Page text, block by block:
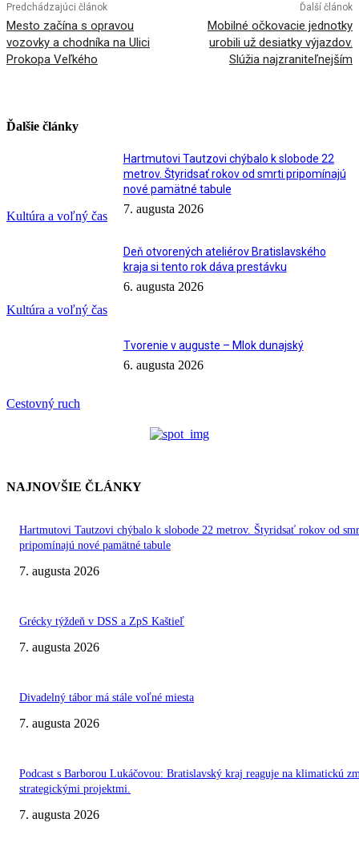
Predchádzajúci článok
Mesto začína s opravou
vozovky a chodníka na Ulici
Prokopa Veľkého
Ďalší článok
Mobilné očkovacie jednotky
urobili už desiatky výjazdov.
Slúžia najzraniteľnejším
Ďalšie články
Kultúra a voľný čas
Hartmutovi Tautzovi chýbalo k slobode 22
metrov. Štyridsať rokov od smrti pripomínajú
nové pamätné tabule
7. augusta 2026
Kultúra a voľný čas
Deň otvorených ateliérov Bratislavského
kraja si tento rok dáva prestávku
6. augusta 2026
Cestovný ruch
Tvorenie v auguste – Mlok dunajský
6. augusta 2026
NAJNOVŠIE ČLÁNKY
Hartmutovi Tautzovi chýbalo k slobode 22 metrov. Štyridsať rokov od
pripomínajú nové pamätné tabule
7. augusta 2026
Grécky týždeň v DSS a ZpS Kaštieľ
7. augusta 2026
Divadelný tábor má stále voľné miesta
7. augusta 2026
Podcast s Barborou Lukáčovou: Bratislavský kraj reaguje na klimatickú
strategickými projektmi.
7. augusta 2026